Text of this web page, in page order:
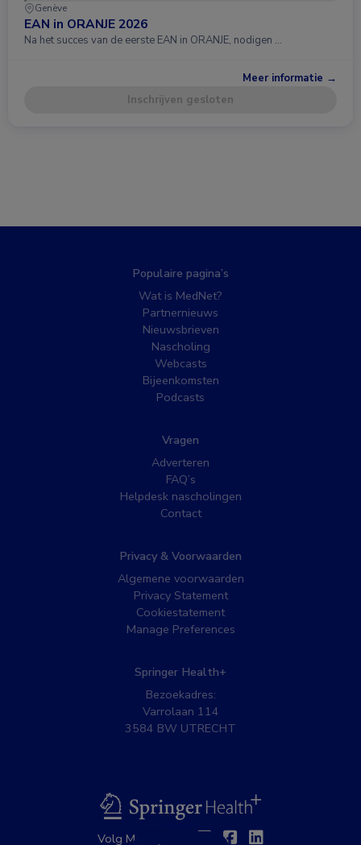
Genève
EAN in ORANJE 2026
Na het succes van de eerste EAN in ORANJE, nodigen …
Meer informatie →
Inschrijven gesloten
Populaire pagina’s
Wat is MedNet?
Partnernieuws
Nieuwsbrieven
Nascholing
Webcasts
Bijeenkomsten
Podcasts
Vragen
Adverteren
FAQ’s
Helpdesk nascholingen
Contact
Privacy & Voorwaarden
Algemene voorwaarden
Privacy Statement
Cookiestatement
Manage Preferences
Springer Health+
Bezoekadres:
Varrolaan 114
3584 BW UTRECHT
BSL
Volg MedNet op: TwitterFacebook
Linkedin